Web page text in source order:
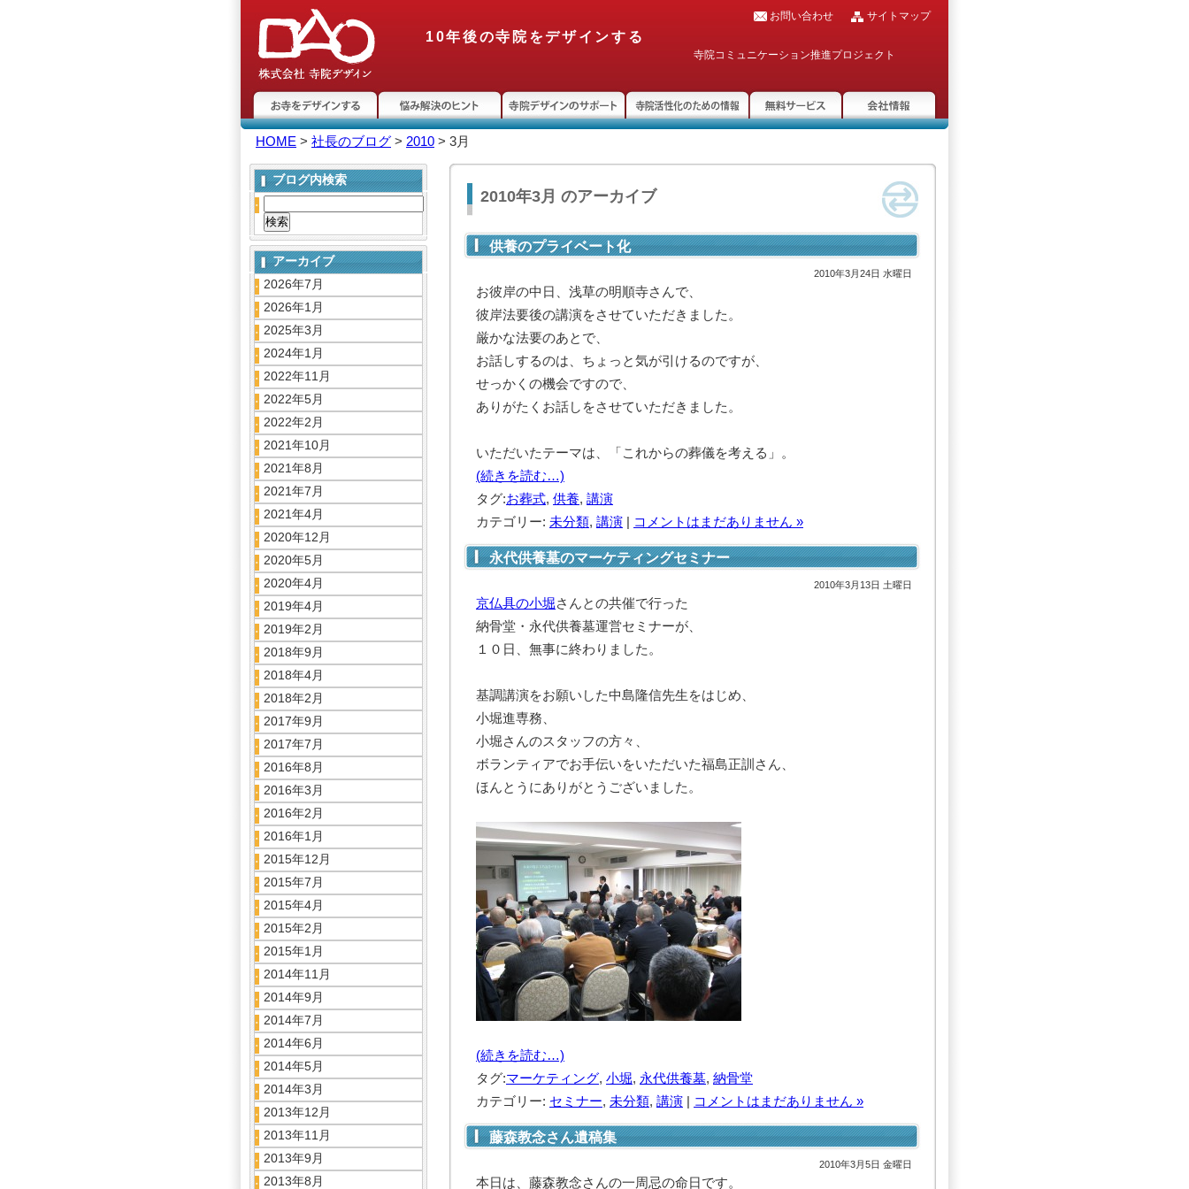
10年後の寺院をデザインする
寺院コミュニケーション推進プロジェクト
お問い合わせ サイトマップ
お寺をデザインする 悩み解決のヒント
寺院デザインのサポー寺院活性化のための情無料サービス 会社情報
HOME > 社長のブログ > 2010 > 3月
ブログ内検索
アーカイブ
2026年7月
2026年1月
2025年3月
2024年1月
2022年11月
2022年5月
2022年2月
2021年10月
2021年8月
2021年7月
2021年4月
2020年12月
2020年5月
2020年4月
2019年4月
2019年2月
2018年9月
2018年4月
2018年2月
2017年9月
2017年7月
2016年8月
2016年3月
2016年2月
2016年1月
2015年12月
2015年7月
2015年4月
2015年2月
2015年1月
2014年11月
2014年9月
2014年7月
2014年6月
2014年5月
2014年3月
2013年12月
2013年11月
2013年9月
2013年8月
2010年3月 のアーカイブ
供養のプライベート化
2010年3月24日 水曜日
お彼岸の中日、浅草の明順寺さんで、
彼岸法要後の講演をさせていただきました。
厳かな法要のあとで、
お話しするのは、ちょっと気が引けるのですが、
せっかくの機会ですので、
ありがたくお話しをさせていただきました。
いただいたテーマは、「これからの葬儀を考える」。
(続きを読む…)
タグ:お葬式, 供養, 講演
カテゴリー: 未分類, 講演 | コメントはまだありません »
永代供養墓のマーケティングセミナー
2010年3月13日 土曜日
京仏具の小堀さんとの共催で行った
納骨堂・永代供養墓運営セミナーが、
１０日、無事に終わりました。
基調講演をお願いした中島隆信先生をはじめ、
小堀進専務、
小堀さんのスタッフの方々、
ボランティアでお手伝いをいただいた福島正訓さん、
ほんとうにありがとうございました。
(続きを読む…)
タグ:マーケティング, 小堀, 永代供養墓, 納骨堂
カテゴリー: セミナー, 未分類, 講演 | コメントはまだありません »
藤森教念さん遺稿集
2010年3月5日 金曜日
本日は、藤森教念さんの一周忌の命日です。